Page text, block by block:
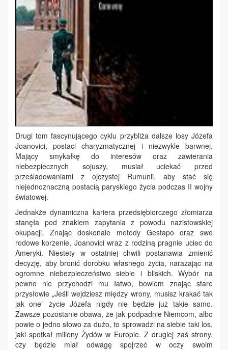
Drugi tom fascynującego cyklu przybliża dalsze losy Józefa
Joanovici, postaci charyzmatycznej i niezwykle barwnej.
Mający smykałkę do interesów oraz zawierania
niebezpiecznych sojuszy, musiał uciekać przed
prześladowaniami z ojczystej Rumunii, aby stać się
niejednoznaczną postacią paryskiego życia podczas II wojny
światowej.
Jednakże dynamiczna kariera przedsiębiorczego złomiarza
stanęła pod znakiem zapytania z powodu nazistowskiej
okupacji. Znając doskonale metody Gestapo oraz swe
rodowe korzenie, Joanovici wraz z rodziną pragnie uciec do
Ameryki. Niestety w ostatniej chwili postanawia zmienić
decyzję, aby bronić dorobku własnego życia, narażając na
ogromne niebezpieczeństwo siebie i bliskich. Wybór na
pewno nie przychodzi mu łatwo, bowiem znając stare
przysłowie „Jeśli wejdziesz między wrony, musisz krakać tak
jak one” życie Józefa nigdy nie będzie już takie samo.
Zawsze pozostanie obawa, że jak podpadnie Niemcom, albo
powie o jedno słowo za dużo, to sprowadzi na siebie taki los,
jaki spotkał miliony Żydów w Europie. Z drugiej zaś strony,
czy będzie miał odwagę spojrzeć w oczy swoim